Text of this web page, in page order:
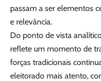
passam a ser elementos
e relevância.
Do ponto de vista
reflete um momento de
forças tradicionais
eleitorado mais atento,